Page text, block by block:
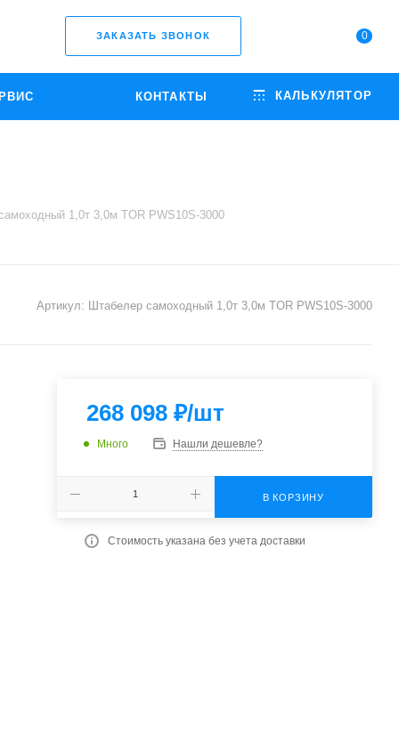
ЗАКАЗАТЬ ЗВОНОК 0
КОНТАКТЫ КАЛЬКУЛЯТОР
1,0т 3,0м TOR PWS10S-3000
Артикул: Штабелер самоходный 1,0т 3,0м TOR PWS10S-3000
268 098₽/шт
Много Нашли дешевле?
В КОРЗИНУ
Стоимость указана без учета доставки